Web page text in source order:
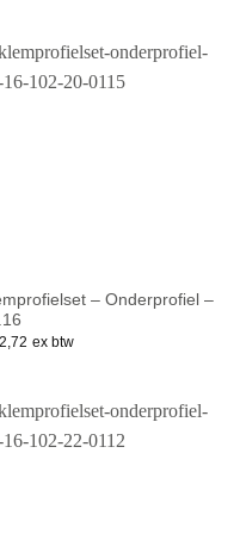
– Onderprofiel –
ex btw